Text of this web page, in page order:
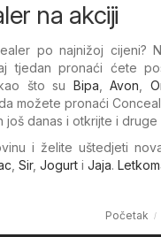
na akciji
po najnižoj cijeni?
tjedan pronaći ćete
što su Bipa ,Avon
možete pronaći
još danas i otkrijte i druge
i želite uštedjeti
Sir, Jogurt i Jaja.
Početak